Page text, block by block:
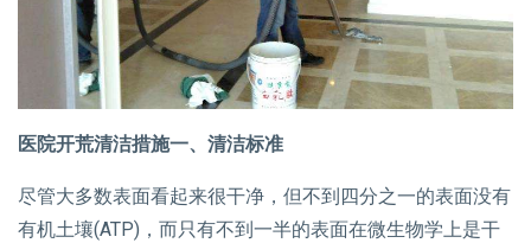
医院开荒清洁措施一、清洁标准
尽管大多数表面看起来很干净，但不到四分之一的表面没有
有机土壤(ATP)，而只有不到一半的表面在微生物学上是干